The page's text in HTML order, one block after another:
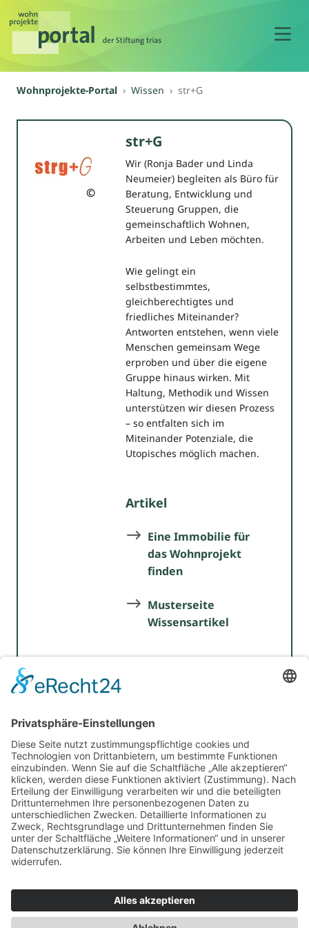
Wohnprojekte-Portal Wissen str+G
©
str+G
Wir (Ronja Bader und Linda
Neumeier) begleiten als Büro für
Beratung, Entwicklung und
Steuerung Gruppen, die
gemeinschaftlich Wohnen,
Arbeiten und Leben möchten.
Wie gelingt ein
selbstbestimmtes,
gleichberechtigtes und
friedliches Miteinander?
Antworten entstehen, wenn viele
Menschen gemeinsam Wege
erproben und über die eigene
Gruppe hinaus wirken. Mit
Haltung, Methodik und Wissen
unterstützen wir diesen Prozess
– so entfalten sich im
Miteinander Potenziale, die
Utopisches möglich machen.
Artikel
Eine Immobilie für
das Wohnprojekt
finden
Musterseite
Wissensartikel
Für Beratende
Kontakt
Über uns